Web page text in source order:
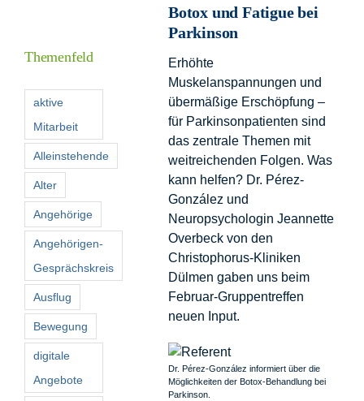
Kontakt
Suche
nach:
Botox und Fatigue bei
Parkinson
Erhöhte
Muskelanspannungen und
übermäßige Erschöpfung –
für Parkinsonpatienten sind
das zentrale Themen mit
weitreichenden Folgen. Was
kann helfen? Dr. Pérez-
González und
Neuropsychologin Jeannette
Overbeck von den
Christophorus-Kliniken
Dülmen gaben uns beim
Februar-Gruppentreffen
neuen Input.
Dr. Pérez-González informiert über die
Möglichkeiten der Botox-Behandlung bei
Parkinson.
Themenfeld
aktive
Mitarbeit
Alleinstehende
Alter
Angehörige
Angehörigen-
Gesprächskreis
Ausflug
Bewegung
digitale
Angebote